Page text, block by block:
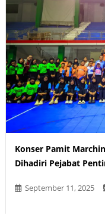
Konser Pamit
Dihadiri Pejabat
September 11, 2025